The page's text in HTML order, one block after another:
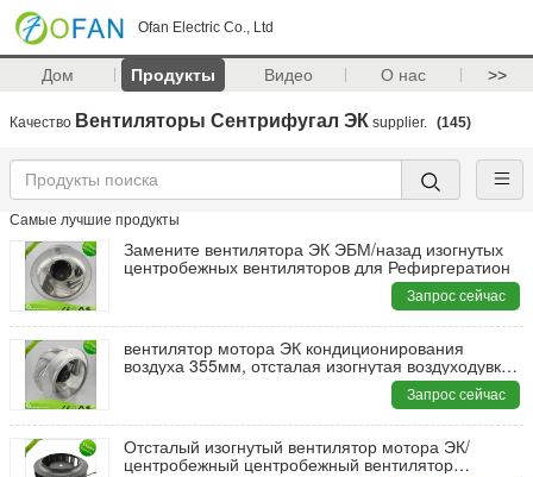
Ofan Electric Co., Ltd
Дом Продукты Видео О нас >>
Качество Вентиляторы Сентрифугал ЭК supplier. (145)
Самые лучшие продукты
Замените вентилятора ЭК ЭБМ/назад изогнутых
центробежных вентиляторов для Рефиргератион
Запрос сейчас
вентилятор мотора ЭК кондиционирования
воздуха 355мм, отсталая изогнутая воздуходувка
Запрос сейчас
Отсталый изогнутый вентилятор мотора ЭК/
центробежный центробежный вентилятор